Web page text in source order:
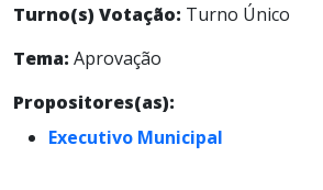
Turno(s) Votação: Turno Único
Tema: Aprovação
Propositores(as):
Executivo Municipal